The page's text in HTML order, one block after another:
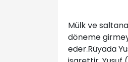
Mülk ve
döneme
eder.Rüyada